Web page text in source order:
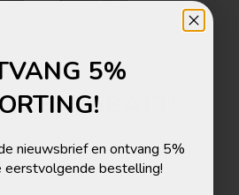
5% RABATT!
an und erhalte 5%
nächste Bestellung!
5%
nieuwsbrief en ontvang 5%
eerstvolgende bestelling!